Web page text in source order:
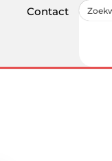
Contact